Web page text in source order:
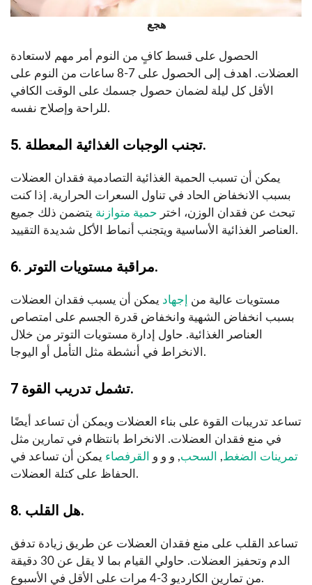
هجع
الحصول على قسط كافٍ من النوم أمر مهم لاستعادة
العضلات. اهدف إلى الحصول على 7-8 ساعات من النوم على
الأقل كل ليلة لضمان حصول جسمك على الوقت الكافي
للراحة وإصلاح نفسه.
5. تجنب الوجبات الغذائية المعطلة.
يمكن أن تسبب الحمية الغذائية التصادمية فقدان العضلات
بسبب الانخفاض الحاد في تناول السعرات الحرارية. إذا كنت
تبحث عن فقدان الوزن، اختر حمية متوازنة يتضمن ذلك جميع
العناصر الغذائية الأساسية ويتجنب أنماط الأكل شديدة التقييد.
6. مراقبة مستويات التوتر.
مستويات عالية من إجهاد يمكن أن يسبب فقدان العضلات
بسبب انخفاض الشهية وانخفاض قدرة الجسم على امتصاص
العناصر الغذائية. حاول إدارة مستويات التوتر من خلال
الانخراط في أنشطة مثل التأمل أو اليوجا.
7 تشمل تدريب القوة.
تساعد تدريبات القوة على بناء العضلات ويمكن أن تساعد أيضًا
في منع فقدان العضلات. الانخراط بانتظام في تمارين مثل
تمرينات الضغط, السحب, و و و القرفصاء يمكن أن تساعد في
الحفاظ على كتلة العضلات.
8. هل القلب.
تساعد القلب على منع فقدان العضلات عن طريق زيادة تدفق
الدم وتحفيز العضلات. حاولي القيام بما لا يقل عن 30 دقيقة
من تمارين الكارديو 3-4 مرات على الأقل في الأسبوع.